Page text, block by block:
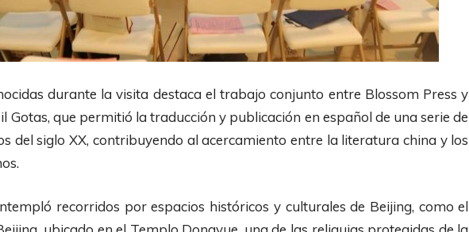
durante la visita destaca el trabajo conjunto entre Blossom Press y
Gotas, que permitió la traducción y publicación en español de una serie de
del siglo XX, contribuyendo al acercamiento entre la literatura china y los
recorridos por espacios históricos y culturales de Beijing, como el